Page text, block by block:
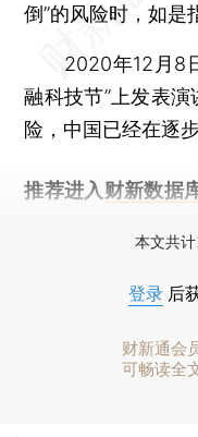
倒”的风险时，如是
2020年12月8日
融科技节”上发表演
险，中国已经在逐
推荐进入 财新数据
本文共
登录 后
财新通会
可畅读全